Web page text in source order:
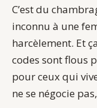
C’est du
inconnu à une
harcèlement. Et
codes sont flous
pour ceux qui
ne se négocie